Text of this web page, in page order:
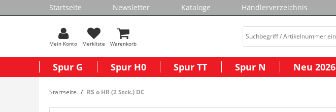
Startseite Newsletter Kataloge Händlerverzeichnis
Mein Konto Merkliste Warenkorb
Spur G Spur H0 Spur TT Spur N Neu 2026
Startseite RS o HR (2 Stck.) DC